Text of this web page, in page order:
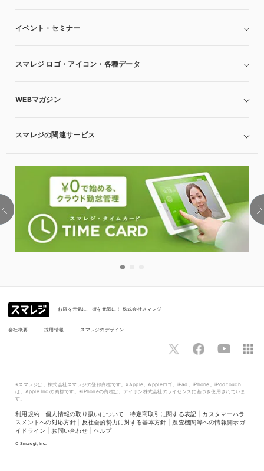
イベント・セミナー
スマレジ ロゴ・アイコン・各種データ
WEBマガジン
スマレジの関連サービス
お店を元気に、街を元気に！ 株式会社スマレジ
会社概要 採用情報 スマレジのデザイン
※スマレジは、株式会社スマレジの登録商標です。※Apple、Appleロゴ、iPad、iPhone、iPod touch
は、Apple Inc.の商標です。※iPhoneの商標は、アイホン株式会社のライセンスに基づき使用されていま
す。
利用規約 個人情報の取り扱いについて |特定商取引に関する表記
カスタマーハラ
スメントへの対応方針| 反社会的勢力に対する基本方針 |捜査機関等への情報開示ガ
イドライン
お問い合わせ| ヘルプ
© Smaregi, Inc.